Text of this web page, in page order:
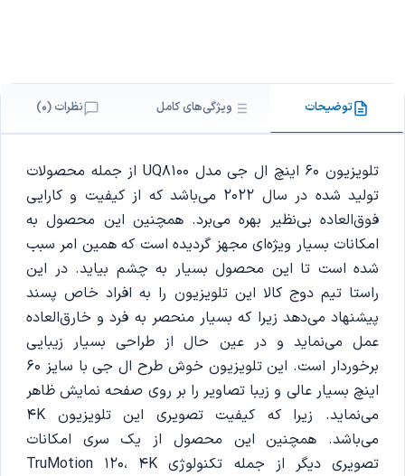
توضیحات ویژگی‌های کامل نظرات (0)
تلویزیون 60 اینچ ال جی مدل UQ8100 از جمله محصولات
تولید شده در سال 2022 می‌باشد که از کیفیت و کارایی
فوق‌العاده بی‌نظیر بهره می‌برد. همچنین این محصول به
امکانات بسیار ویژه‌ای مجهز گردیده است که همین امر سبب
شده است تا این محصول بسیار به چشم بیاید. در این
راستا تیم دوج کالا این تلویزیون را به افراد خاص پسند
پیشنهاد می‌دهد زیرا که بسیار منحصر به فرد و خارق‌العاده
عمل می‌نماید و در عین حال از طراحی بسیار زیبایی
برخوردار است. این تلویزیون خوش طرح ال جی با سایز 60
اینچ بسیار عالی و زیبا تصاویر را بر روی صفحه نمایش ظاهر
می‌نماید. زیرا که کیفیت تصویری این تلویزیون 4K
می‌باشد. همچنین این محصول از یک سری امکانات
تصویری دیگر از جمله تکنولوژی TruMotion 120، 4K